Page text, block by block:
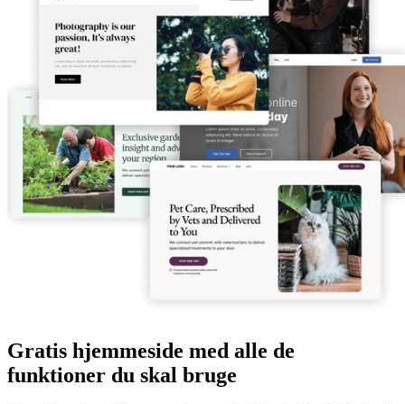
Gratis hjemmeside med alle de
funktioner du skal bruge